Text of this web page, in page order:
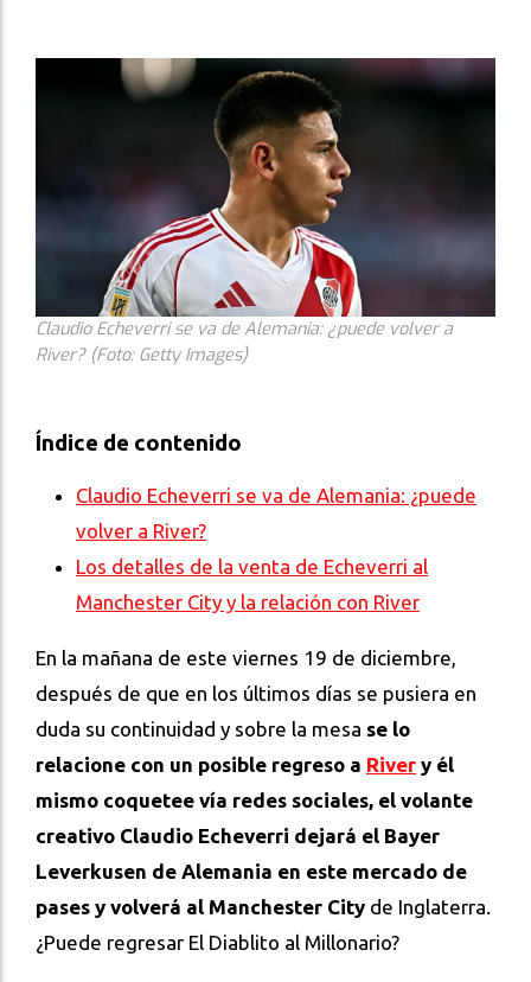
Claudio Echeverri se va de Alemania: ¿puede volver a
River? (Foto: Getty Images)
Índice de contenido
Claudio Echeverri se va de Alemania: ¿puede
volver a River?
Los detalles de la venta de Echeverri al
Manchester City y la relación con River
En la mañana de este viernes 19 de diciembre,
después de que en los últimos días se pusiera en
duda su continuidad y sobre la mesa se lo
relacione con un posible regreso a River y él
mismo coquetee vía redes sociales, el volante
creativo Claudio Echeverri dejará el Bayer
Leverkusen de Alemania en este mercado de
pases y volverá al Manchester City de Inglaterra.
¿Puede regresar El Diablito al Millonario?